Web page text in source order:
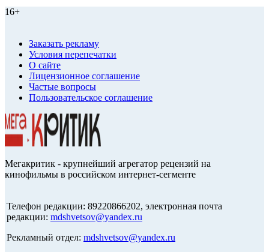
16+
Заказать рекламу
Условия перепечатки
О сайте
Лицензионное соглашение
Частые вопросы
Пользовательское соглашение
Мегакритик - крупнейший агрегатор рецензий на
кинофильмы в российском интернет-сегменте
Телефон редакции: 89220866202, электронная почта
редакции: mdshvetsov@yandex.ru
Рекламный отдел: mdshvetsov@yandex.ru